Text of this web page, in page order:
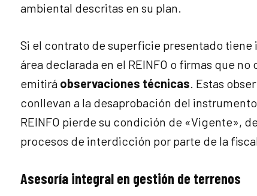
ambiental descritas en su plan.
Si el contrato de superficie presentado
área declarada en el REINFO o firmas que
emitirá observaciones técnicas. Estas
conllevan a la desaprobación del
REINFO pierde su condición de «Vigente»,
procesos de interdicción por parte de la
Asesoría integral en gestión de terrenos